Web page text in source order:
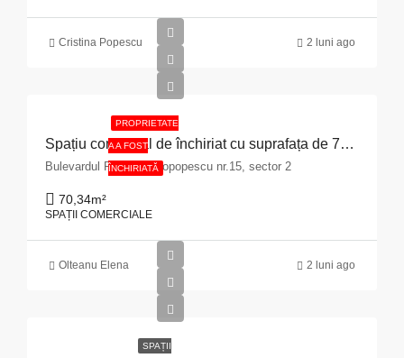
Cristina Popescu 2 luni ago
PROPRIETATE
A A FOST
ÎNCHIRIATĂ
Spațiu comercial de închiriat cu suprafața de 70,34 mp situat în Municipiul București, Bulevardul Pache Protopopescu, nr. 15, sector 2
Bulevardul Pache Protopopescu nr.15, sector 2
70,34m²
SPAȚII COMERCIALE
Olteanu Elena 2 luni ago
SPAȚII